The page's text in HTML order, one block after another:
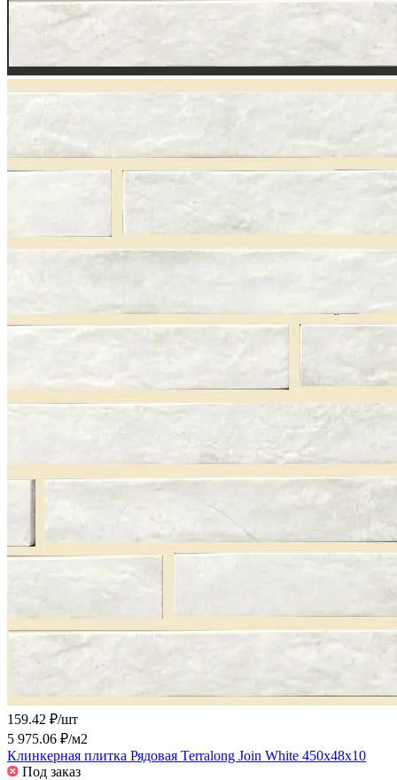
159.42 ₽/шт
5 975.06 ₽/м2
Клинкерная плитка Рядовая Terralong Join White 450x48x10
Под заказ